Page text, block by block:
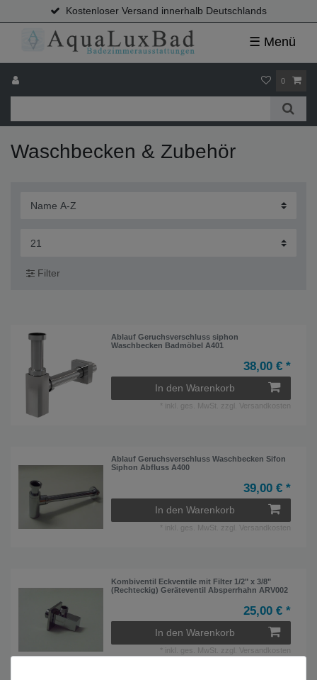
Kostenloser Versand innerhalb Deutschlands
☰ Menü
0
Waschbecken & Zubehör
Filter
Ablauf Geruchsverschluss siphon
Waschbecken Badmöbel A401
38,00 € *
In den Warenkorb
inkl. ges. MwSt. zzgl. Versandkosten
Ablauf Geruchsverschluss Waschbecken Sifon
Siphon Abfluss A400
39,00 € *
In den Warenkorb
inkl. ges. MwSt. zzgl. Versandkosten
Kombiventil Eckventile mit Filter 1/2" x 3/8"
(Rechteckig) Geräteventil Absperrhahn ARV002
25,00 € *
In den Warenkorb
inkl. ges. MwSt. zzgl. Versandkosten